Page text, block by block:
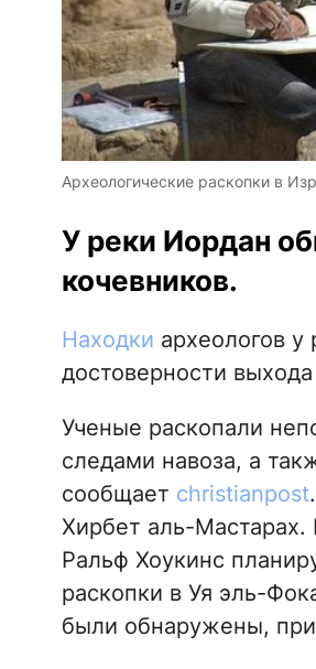
Археологические раскопки в
У реки Иордан
кочевников.
Находки археологов
достоверности
Ученые раскопали
следами навоза, а
сообщает christianpost
Хирбет аль-
Ральф Хоукинс
раскопки в Уя эль-
были обнаружены,